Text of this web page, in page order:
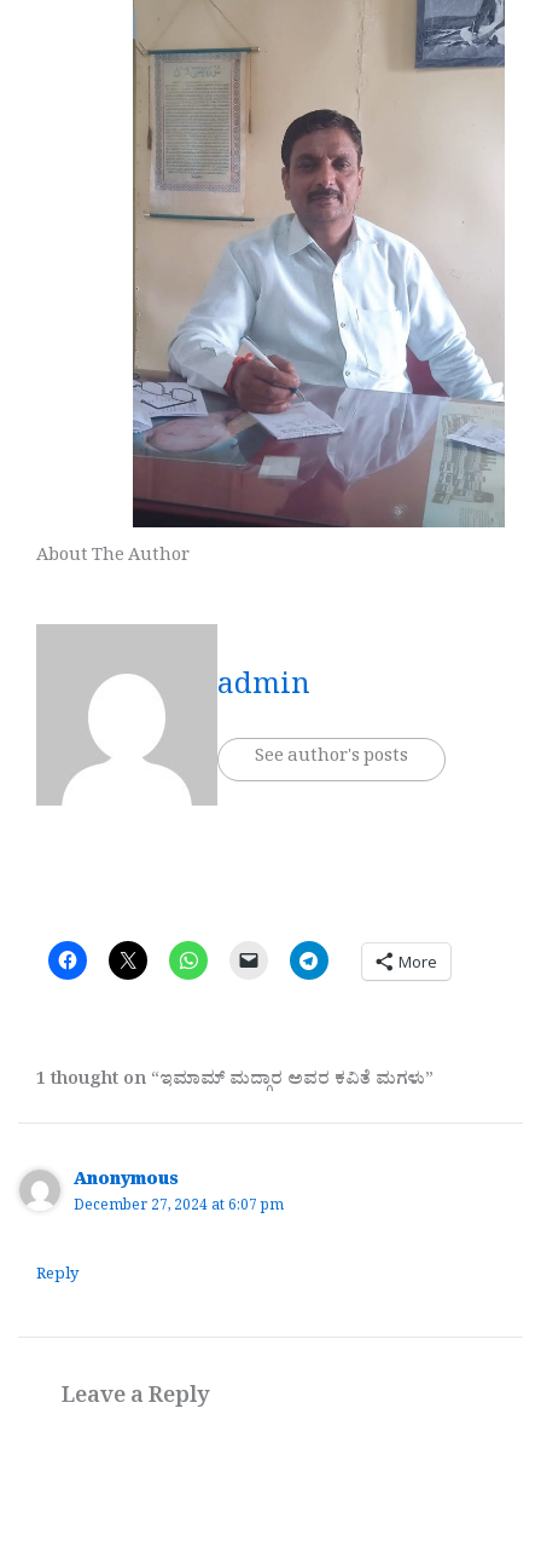
About The Author
admin
See author's posts
More
1 thought on “ಇಮಾಮ್ ಮದ್ಗಾರ ಅವರ ಕವಿತೆ ಮಗಳು”
Anonymous
December 27, 2024 at 6:07 pm
Reply
Leave a Reply